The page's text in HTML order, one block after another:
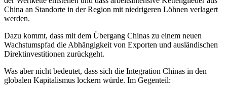
China an Standorte in der Region mit niedrigeren Löhnen verlagert
werden.
Dazu kommt, dass mit dem Übergang Chinas zu einem neuen
Wachstumspfad die Abhängigkeit von Exporten und ausländischen
Direktinvestitionen zurückgeht.
Was aber nicht bedeutet, dass sich die Integration Chinas in den
globalen Kapitalismus lockern würde. Im Gegenteil: